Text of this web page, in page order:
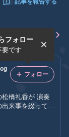
記事を報告する
ンクール全国大
橋礼香が 演奏
来事を綴ってい
フォロー
要です
フォロー